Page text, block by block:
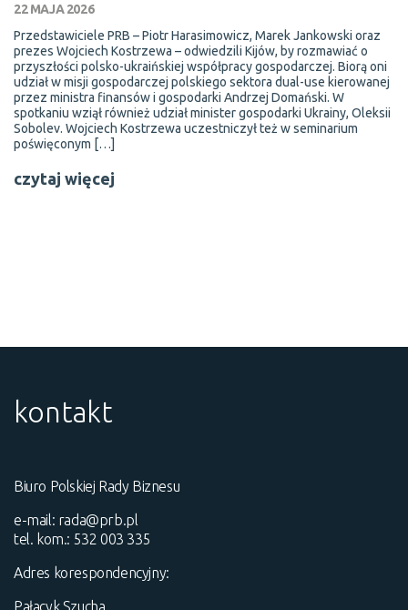
22 MAJA 2026
Przedstawiciele PRB – Piotr Harasimowicz, Marek Jankowski oraz
prezes Wojciech Kostrzewa – odwiedzili Kijów, by rozmawiać o
przyszłości polsko-ukraińskiej współpracy gospodarczej. Biorą oni
udział w misji gospodarczej polskiego sektora dual-use kierowanej
przez ministra finansów i gospodarki Andrzej Domański. W
spotkaniu wziął również udział minister gospodarki Ukrainy, Oleksii
Sobolev. Wojciech Kostrzewa uczestniczył też w seminarium
poświęconym […]
czytaj więcej
kontakt
Biuro Polskiej Rady Biznesu
e-mail: rada@prb.pl
tel. kom.: 532 003 335
Adres korespondencyjny:
Pałacyk Szucha